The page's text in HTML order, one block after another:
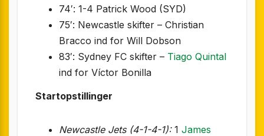
74′: 1-4 Patrick Wood (SYD)
75′: Newcastle skifter – Christian
Bracco ind for Will Dobson
83′: Sydney FC skifter – Tiago Quintal
ind for Víctor Bonilla
Startopstillinger
Newcastle Jets (4-1-4-1):1 James